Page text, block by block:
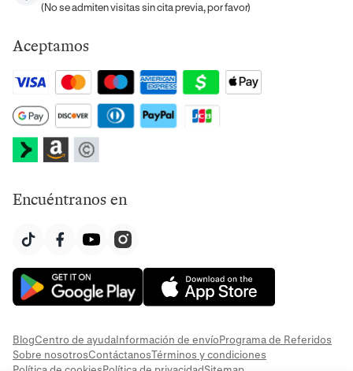
(No se admiten visitas sin cita previa, por favor)
Aceptamos
Encuéntranos en
BlogCentro de ayudaInformación de envíoPrograma de Referidos
Sobre nosotrosContáctanosTérminos y condiciones